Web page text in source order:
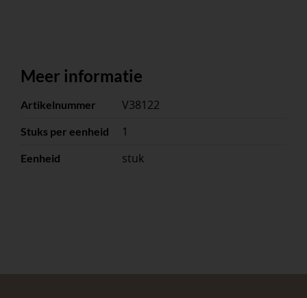
Meer informatie
Artikelnummer V38122
Stuks per eenheid 1
Eenheid stuk